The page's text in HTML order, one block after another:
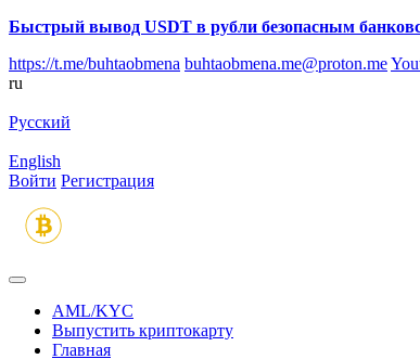
Быстрый вывод USDT в рубли безопасным
https://t.me/buhtaobmena buhtaobmena.me@proton.me
ru
Русский
English
Войти Регистрация
AML/KYC
Выпустить криптокарту
Главная